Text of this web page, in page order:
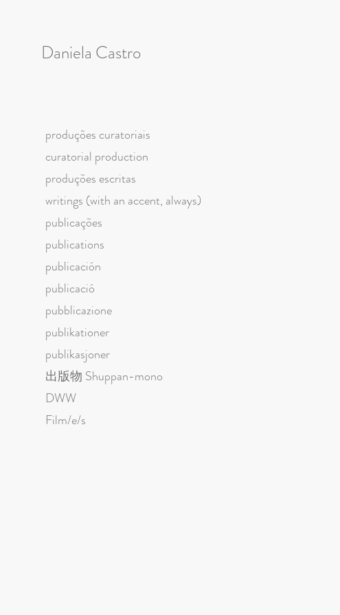
produções curatoriais
curatorial production
produções escritas
writings (with an accent, always)
publicações
publications
publicación
publicació
pubblicazione
publikationer
publikasjoner
出版物 Shuppan-mono
DWW
Film/e/s
Daniela Castro